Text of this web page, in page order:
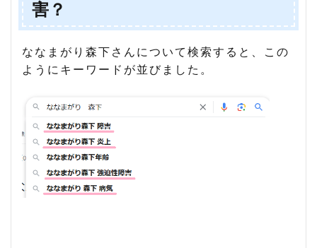
ま
が
り
森
下
さ
炎
上
騒
ぎ
つ
い
害？
ななまがり森下さんについて検索すると、この
ようにキーワードが並びました。